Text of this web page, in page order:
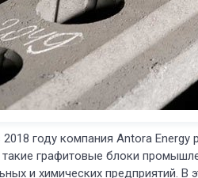
году компания Antora Energy
графитовые блоки
и химических предприятий.